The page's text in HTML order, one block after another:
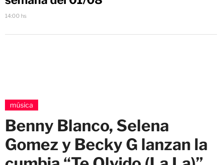
14:00 hs
música
Benny Blanco, Selena
Gomez y Becky G lanzan la